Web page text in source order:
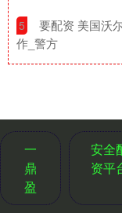
5
要配资 美国沃
作_警方
一
鼎
盈
安全
资平